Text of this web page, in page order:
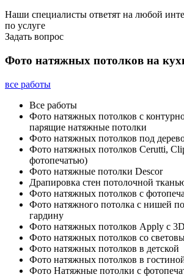
Наши специалисты ответят на любой
по услуге
Задать вопрос
Фото натяжных потолков на
все работы
Все работы
Фото натяжных потолков с
парящие натяжные потолки
Фото натяжных потолков под
Фото натяжных потолков Cerutti,
фотопечатью)
Фото натяжные потолки Descor
Драпировка стен потолочной
Фото натяжных потолков с
Фото натяжного потолка с нишей
гардину
Фото натяжных потолков Apply с
Фото натяжных потолков со
Фото натяжных потолков в детской
Фото натяжных потолков в
Фото Натяжные потолки с